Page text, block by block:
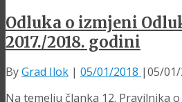
Odluka o izmjeni
2017./2018. godini
ByGrad Ilok | 05/01/2018 |05/
Na temelju članka 12. Pravilnika